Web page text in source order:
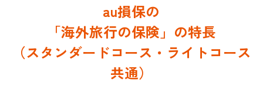
au損保の
「海外旅行の保険」の特長
（スタンダードコース・ライトコース
共通）